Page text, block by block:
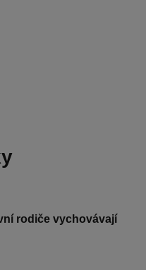
rodiče vychovávají